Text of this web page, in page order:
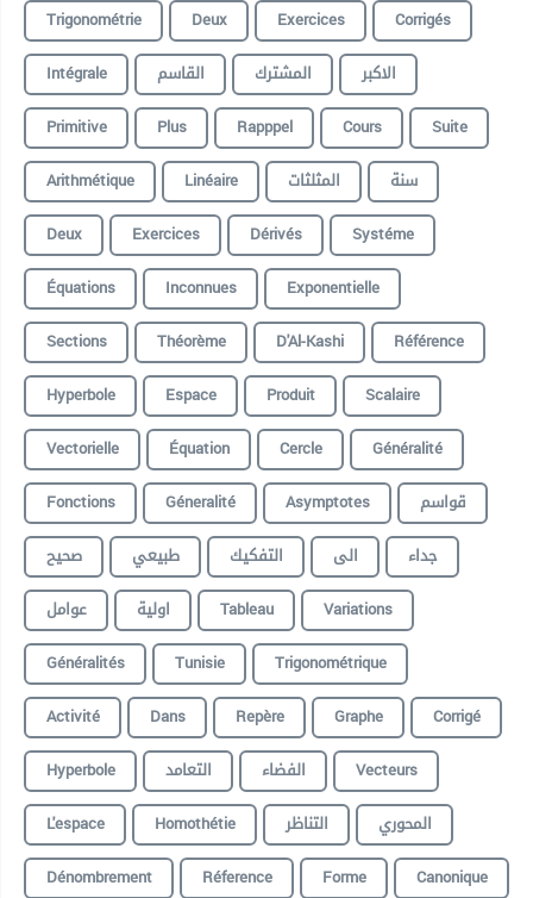
Trigonométrie
Deux Exercices
Corrigés
Intégrale
القاسم المشترك
الاكبر
Primitive
Plus Rapppel Cours
Suite
Arithmétique
Linéaire المثلثات
سنة
Deux
Exercices Dérivés
Systéme
Équations
Inconnues
Exponentielle
Sections
Théorème D'Al-Kashi
Référence
Hyperbole
Espace Produit
Scalaire
Vectorielle
Équation Cercle
Généralité
Fonctions
Géneralité Asymptotes
قواسم
صحيح
طبيعي التفكيك الى
جداء
عوامل
اولية Tableau
Variations
Généralités
Tunisie
Trigonométrique
Activité
Dans Repère Graphe
Corrigé
Hyperbole
التعامد الفضاء
Vecteurs
L'espace
Homothétie التناظر
المحوري
Dénombrement
Réference Forme
Canonique